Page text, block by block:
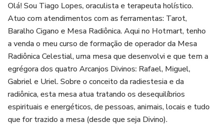
favoritas e como ele as pratica. Isso confere ao
ProsperaMente 2.0 uma abordagem autêntica e baseada
em experiências reais, tornando-o ainda mais relevante e
confiável para os leitores interessados em manifestação e
realização com a Lei da Atração.
Olá! Sou Tiago Lopes, oraculista e terapeuta holístico.
Atuo com atendimentos com as ferramentas: Tarot,
Baralho Cigano e Mesa Radiônica. Aqui no Hotmart, tenho
a venda o meu curso de formação de operador da Mesa
Radiônica Celestial, uma mesa que desenvolvi e que tem a
egrégora dos quatro Arcanjos Divinos: Rafael, Miguel,
Gabriel e Uriel. Sobre o conceito da radiestesia e da
radiônica, esta mesa atua tratando os desequilíbrios
espirituais e energéticos, de pessoas, animais, locais e tudo
que for trazido a mesa (desde que seja Divino).